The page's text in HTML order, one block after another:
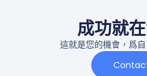
成功就
這就是您的機會，爲